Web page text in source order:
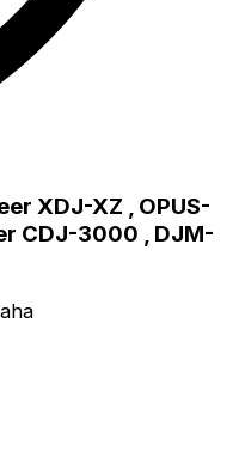
XDJ-XZ , OPUS-
CDJ-3000 , DJM-